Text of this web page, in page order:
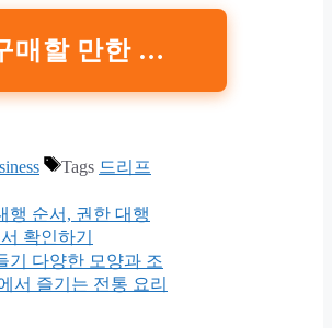
지금 구매할 만한 코인 보러 가기
Tags 드리프
행 순서, 권한 대행
확인하기
기 다양한 모양과 조
서 즐기는 전통 요리